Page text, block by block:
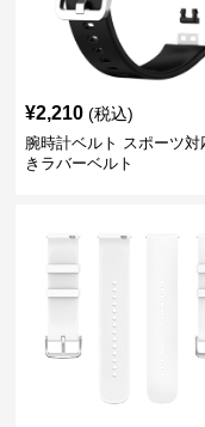
¥2,210 (税込)
腕時計ベルト スポーツ対
きラバーベルト